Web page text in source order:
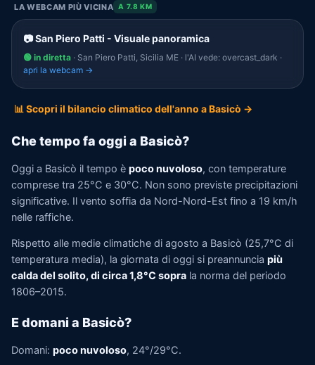
LA WEBCAM PIÙ VICINA A 7.8 KM
📷 San Piero Patti - Visuale panoramica
🟢 in diretta · San Piero Patti, Sicilia ME · l'AI vede: overcast_dark ·
apri la webcam →
📊 Scopri il bilancio climatico dell'anno a Basicò →
Che tempo fa oggi a Basicò?
Oggi a Basicò il tempo è poco nuvoloso, con temperature
comprese tra 25°C e 30°C. Non sono previste precipitazioni
significative. Il vento soffia da Nord-Nord-Est fino a 19 km/h
nelle raffiche.
Rispetto alle medie climatiche di agosto a Basicò (25,7°C di
temperatura media), la giornata di oggi si preannuncia più
calda del solito, di circa 1,8°C sopra la norma del periodo
1806–2015.
E domani a Basicò?
Domani: poco nuvoloso, 24°/29°C.